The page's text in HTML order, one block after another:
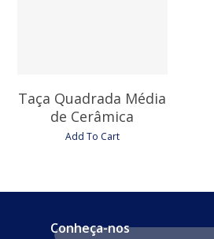
Taça Quadrada Média
de Cerâmica
Add To Cart
Conheça-nos